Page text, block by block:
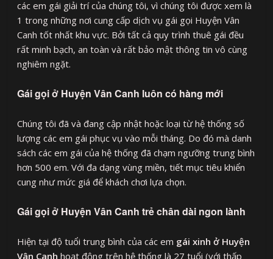
các em gái giải trí của chúng tôi, vì chúng tôi được xem là
1 trong những nơi cung cấp dịch vụ gái gọi Huyện Vân
Canh tốt nhất khu vực. Bởi tất cả quy trình thuê gái đều
rất minh bạch, an toàn và rất bảo mật thông tin vô cùng
nghiêm ngặt.
Gái gọi ở Huyện Vân Canh luôn có hàng mới
Chúng tôi đã và đang cập nhật hoặc loại từ hệ thống số
lượng các em gái phục vụ vào mỗi tháng. Do đó mà danh
sách các em gái của hệ thống đã chạm ngưỡng trung bình
hơn 500 em. Với đa dạng vùng miền, tiết mục tiêu khiển
cung như mức giá để khách chơi lựa chọn.
Gái gọi ở Huyện Vân Canh trẻ chân dài ngon lành
Hiện tại độ tuổi trung bình của các em gái xinh ở Huyện
Vân Canh hoạt động trên hệ thống là 27 tuổi (với thấp